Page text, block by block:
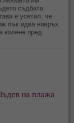
съдбата
е усетил, че
пък идва навръх
колене пред
на плажа